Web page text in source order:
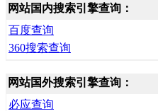
网站国内搜索引擎查询：
百度查询
360搜索查询
网站国外搜索引擎查询：
必应查询